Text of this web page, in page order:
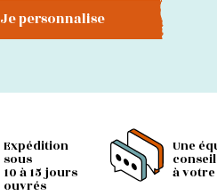
Je personnalise
Expédition
sous
10 à 15 jours
ouvrés
Une
conseil
à